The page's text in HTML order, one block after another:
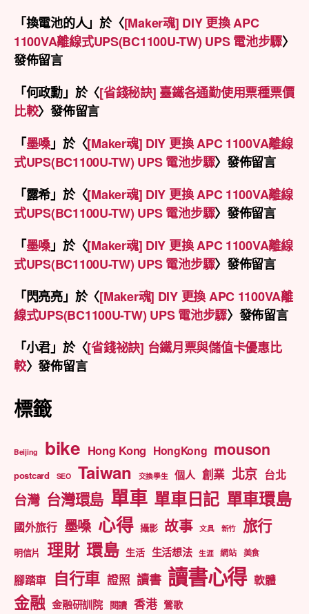
「換電池的人」於〈[Maker魂] DIY 更換 APC
1100VA離線式UPS(BC1100U-TW) UPS 電池步驟〉
發佈留言
「何政勳」於〈[省錢秘訣] 臺鐵各通勤使用票種票價
比較〉發佈留言
「墨嗓」於〈[Maker魂] DIY 更換 APC 1100VA離線
式UPS(BC1100U-TW) UPS 電池步驟〉發佈留言
「露希」於〈[Maker魂] DIY 更換 APC 1100VA離線
式UPS(BC1100U-TW) UPS 電池步驟〉發佈留言
「墨嗓」於〈[Maker魂] DIY 更換 APC 1100VA離線
式UPS(BC1100U-TW) UPS 電池步驟〉發佈留言
「閃亮亮」於〈[Maker魂] DIY 更換 APC 1100VA離
線式UPS(BC1100U-TW) UPS 電池步驟〉發佈留言
「小君」於〈[省錢祕訣] 台鐵月票與儲值卡優惠比
較〉發佈留言
標籤
Beijing bike Hong Kong HongKong mouson
postcard SEO Taiwan 交換學生 個人 創業 北京 台北
台灣 台灣環島 單車 單車日記 單車環島
國外旅行 墨嗓 心得 攝影 故事 文具 新竹 旅行
明信片 理財 環島 生活 生活想法 生涯 網站 美食
腳踏車 自行車 證照 讀書 讀書心得 軟體
金融 金融研訓院 閱讀 香港 鶯歌